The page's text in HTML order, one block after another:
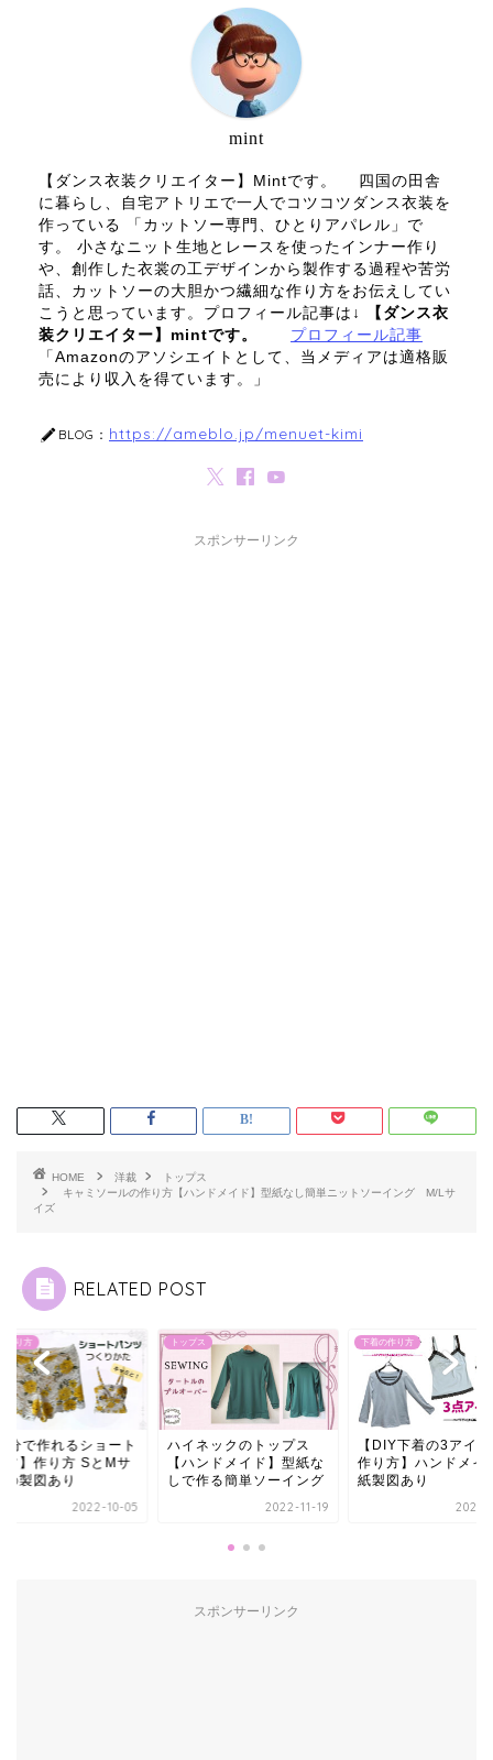
mint
【ダンス衣装クリエイター】Mintです。 四国の田舎
に暮らし、自宅アトリエで一人でコツコツダンス衣装を
作っている 「カットソー専門、ひとりアパレル」で
す。 小さなニット生地とレースを使ったインナー作り
や、創作した衣裳の工デザインから製作する過程や苦労
話、カットソーの大胆かつ繊細な作り方をお伝えしてい
こうと思っています。プロフィール記事は↓
【ダンス衣
装クリエイター】mintです。
プロフィール記事
「Amazonのアソシエイトとして、当メディアは適格販
売により収入を得ています。」
BLOG： https://ameblo.jp/menuet-kimi
スポンサーリンク
HOME 洋裁
トップス
キャミソールの作り方【ハンドメイド】型紙なし簡単ニットソーイング M/Lサ
イズ
RELATED POST
作り方
分で作れるショート
ツ】作り方 SとMサ
の製図あり
2022-10-05
トップス
ハイネックのトップス
【ハンドメイド】型紙な
しで作る簡単ソーイング
2022-11-19
下着の作り方
【DIY下着の3アイ
作り方】ハンドメイ
紙製図あり
2021-
スポンサーリンク